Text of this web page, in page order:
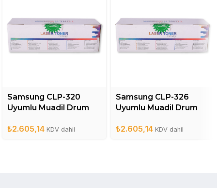
Samsung CLP-320
Uyumlu Muadil Drum
₺2.605,14 KDV dahil
Samsung CLP-326
Uyumlu Muadil Drum
₺2.605,14 KDV dahil